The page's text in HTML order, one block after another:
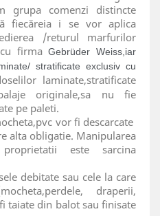
grupa comenzi distincte
fiecăreia i se vor aplica
/returul marfurilor
cu firmaGebrüder Weiss,iar
stratificate exclusiv cu
laminate,stratificate
originale,sa nu fie
pe paleti.
vor fi descarcate
alta obligatie. Manipularea
este sarcina
debitate sau cele la care
draperii,
taiate din balot sau finisate